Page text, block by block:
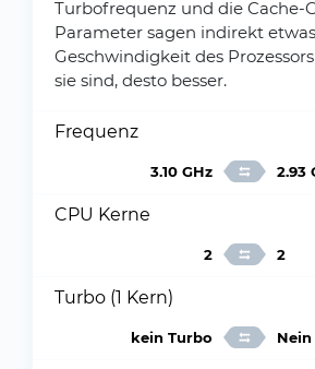
Turbofrequenz und die Cache-
Parameter sagen indirekt
Geschwindigkeit des
sie sind, desto besser.
Frequenz
3.10 GHz 2.93
CPU Kerne
2 2
Turbo (1 Kern)
kein Turbo Nein